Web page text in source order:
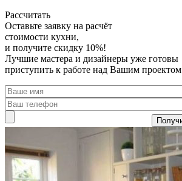
Рассчитать
Оставьте заявку на расчёт
стоимости кухни,
и получите скидку 10%!
Лучшие мастера и дизайнеры уже готовы
приступить к работе над Вашим проектом